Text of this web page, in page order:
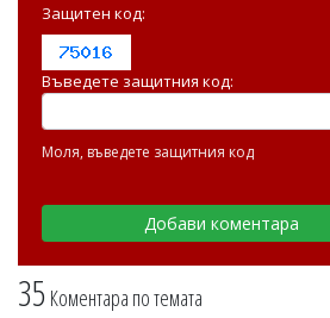
35 Коментара по темата
Защитен код:
Въведете защитния код:
Моля, въведете защитния код